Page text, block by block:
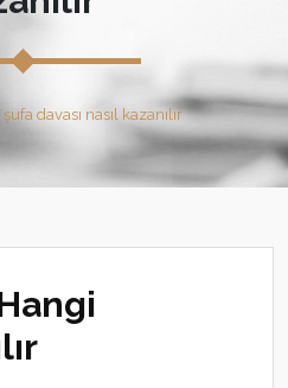
davası nasıl kazanılır